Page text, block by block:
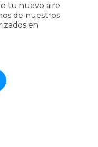
tu nuevo aire
de nuestros
en